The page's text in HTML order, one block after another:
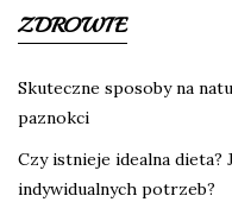
ZDROWIE
Skuteczne sposoby na
paznokci
Czy istnieje idealna dieta?
indywidualnych potrzeb?